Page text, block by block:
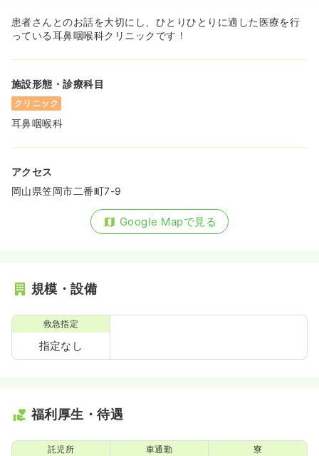
患者さんとのお話を大切にし、ひとりひとりに適した医療を行
っている耳鼻咽喉科クリニックです！
施設形態・診療科目
クリニック
耳鼻咽喉科
アクセス
岡山県笠岡市二番町7-9
Google Mapで見る
規模・設備
救急指定
指定なし
福利厚生・待遇
託児所 車通勤 寮